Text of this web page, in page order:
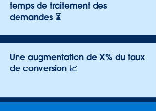
temps de traitement des
demandes ⏳
Une augmentation de X% du taux
de conversion 📈